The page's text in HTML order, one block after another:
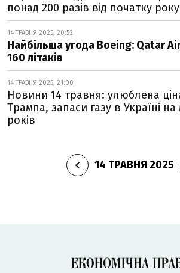
понад 200 разів від початку року
14 ТРАВНЯ 2025, 20:52
Найбільша угода Boeing: Qatar
160 літаків
14 ТРАВНЯ 2025, 21:00
Новини 14 травня: улюблена
Трампа, запаси газу в Україні на
років
14 ТРАВНЯ 2025